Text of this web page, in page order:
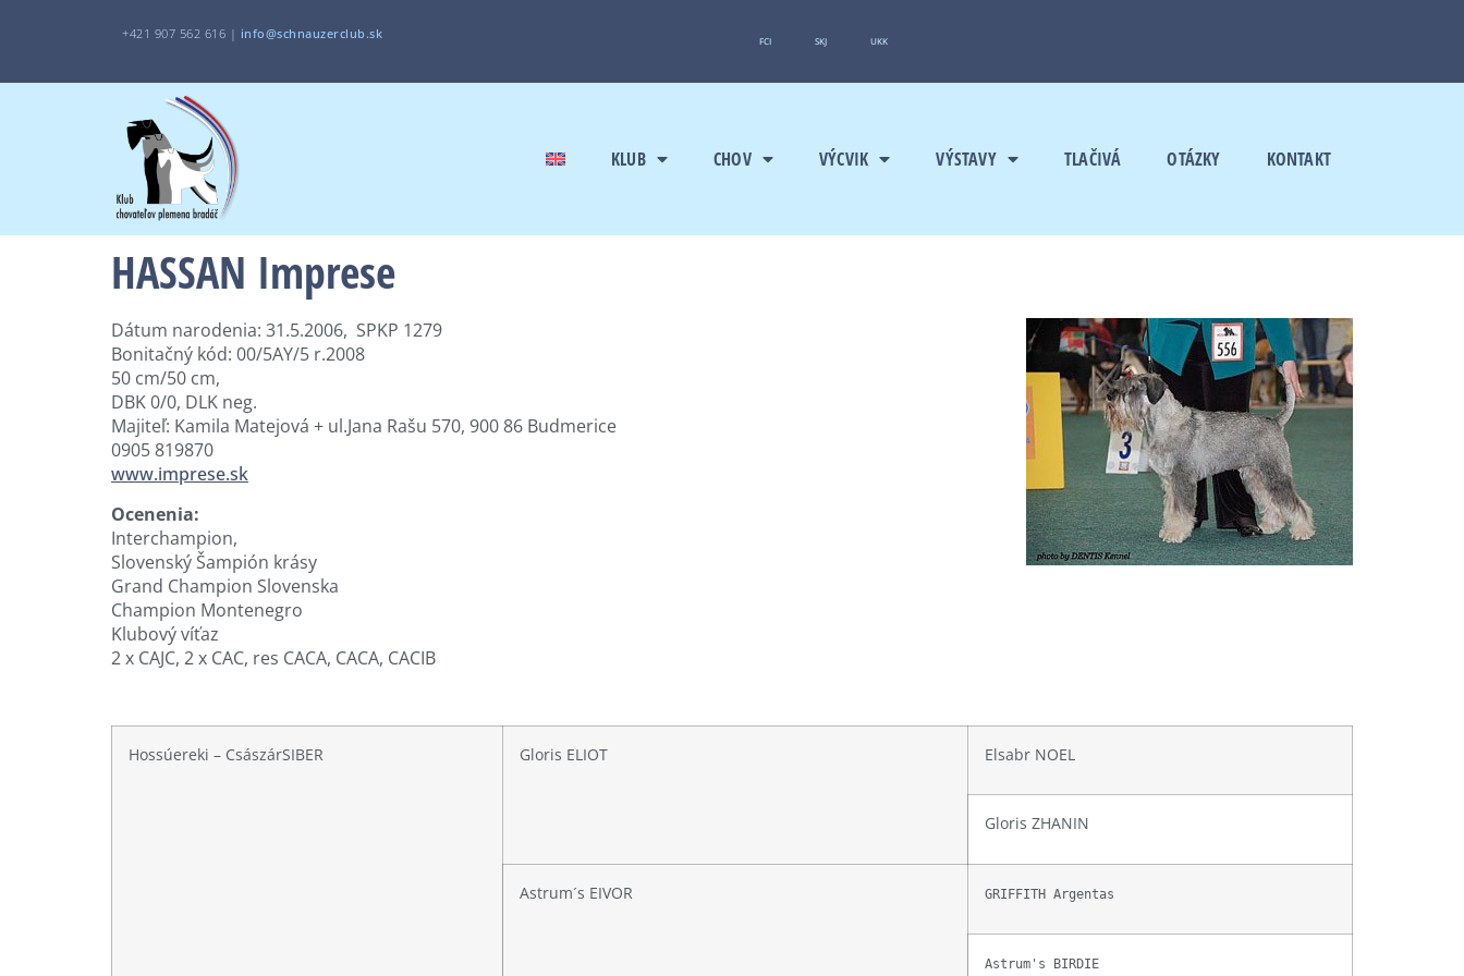
+421 907 562 616 | info@schnauzerclub.sk FCI SKJ UKK
KLUB CHOV VÝCVIK VÝSTAVY TLAČIVÁ OTÁZKY KONTAKT
HASSAN Imprese
Dátum narodenia: 31.5.2006, SPKP 1279
Bonitačný kód: 00/5AY/5 r.2008
50 cm/50 cm,
DBK 0/0, DLK neg.
Majiteľ: Kamila Matejová + ul.Jana Rašu 570, 900 86 Budmerice
0905 819870
www.imprese.sk
Ocenenia:
Interchampion,
Slovenský Šampión krásy
Grand Champion Slovenska
Champion Montenegro
Klubový víťaz
2 x CAJC, 2 x CAC, res CACA, CACA, CACIB
Hossúereki – CsászárSIBER Gloris ELIOT Elsabr NOEL
Gloris ZHANIN
Astrum´s EIVOR GRIFFITH Argentas
Astrum's BIRDIE